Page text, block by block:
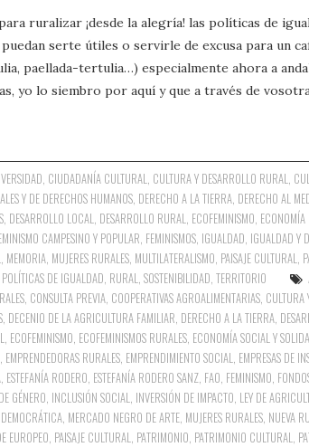
ruralizar ¡desde la alegría! las políticas de
serte útiles o servirle de excusa para un
paellada-tertulia…) especialmente ahora a
yo lo siembro por aquí y que a través de
CIUDADANÍA CULTURAL CULTURA Y DESARROLLO RURAL
Y DE DERECHOS HUMANOS DERECHO A LA TIERRA DERECHO AL
DESARROLLO LOCAL DESARROLLO RURAL ECOFEMINISMO ECONOMÍA
CAMPESINO Y POPULAR FEMINISMOS IGUALDAD IGUALDAD Y
MEMORIA MUJERES RURALES MULTILATERALISMO PAISAJE CULTURAL
POLÍTICAS DE IGUALDAD RURAL SOSTENIBILIDAD TERRITORIO
CONSULTA PREVIA COOPERATIVAS AGROALIMENTARIAS CULTURA
DECENIO DE LA AGRICULTURA FAMILIAR DERECHO A LA TIERRA
ECOFEMINISMO ECOFEMINISMOS RURALES ECONOMÍA SOCIAL Y
EMPRENDEDORAS RURALES EMPRENDIMIENTO SOCIAL EMPRESAS DE
ESTEFANÍA RODERO ESTEFANÍA RODERO SANZ FAO FEMINISMO
GÉNERO INCLUSIÓN SOCIAL INVERSIÓN DE IMPACTO LEY DE
MERCADO NEGRO DE ARTE MUJERES RURALES NUEVA
EUROPEO PAISAJE CULTURAL PATRIMONIO PATRIMONIO CULTURAL